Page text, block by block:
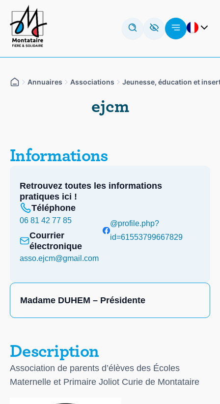
Aller
au
contenu
العربية
Annuaires Associations Jeunesse, éducation et
ejcm
Informations
Retrouvez toutes les informations
pratiques ici !
Téléphone
06 81 42 77 85
Courrier
électronique
asso.ejcm@gmail.com
@profile.php?
id=61553799667829
Madame DUHEM – Présidente
Description
Association de parents d’élèves des Écoles
Maternelle et Primaire Joliot Curie de Montataire
Panneau de gestion des cookies